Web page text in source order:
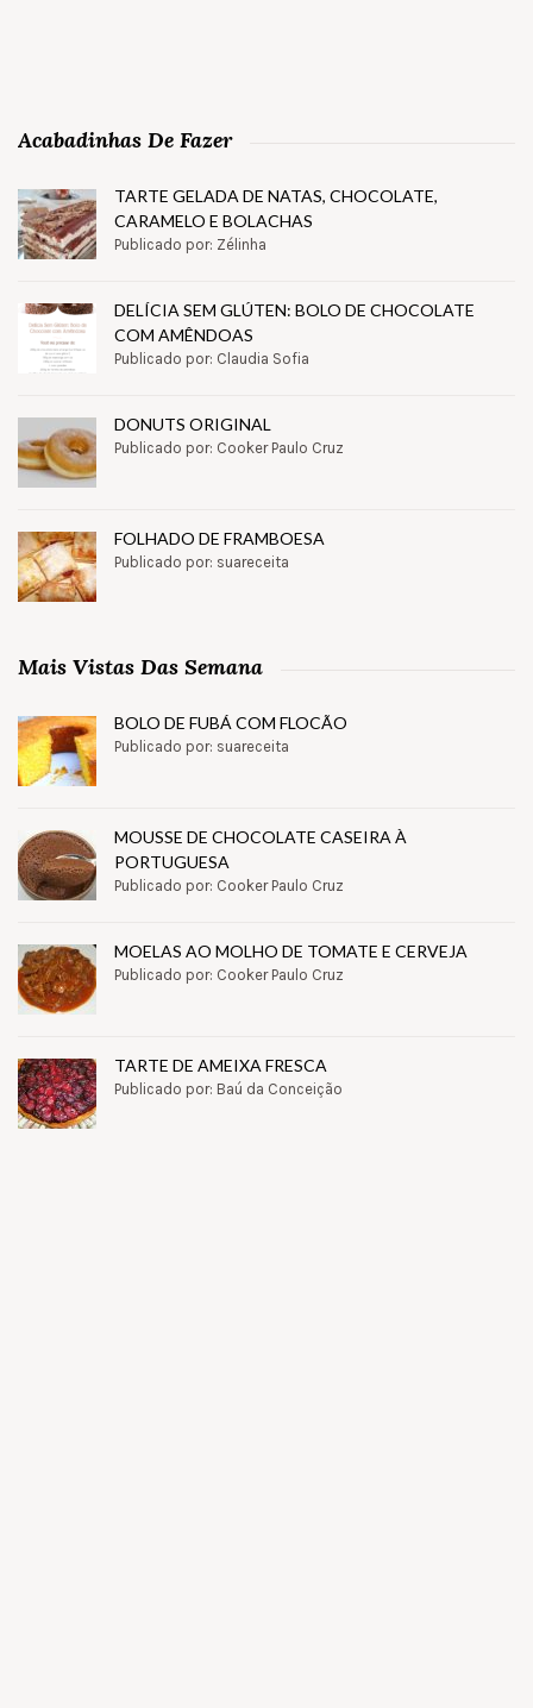
Acabadinhas De Fazer
TARTE GELADA DE NATAS, CHOCOLATE,
CARAMELO E BOLACHAS
Publicado por: Zélinha
DELÍCIA SEM GLÚTEN: BOLO DE CHOCOLATE
COM AMÊNDOAS
Publicado por: Claudia Sofia
DONUTS ORIGINAL
Publicado por: Cooker Paulo Cruz
FOLHADO DE FRAMBOESA
Publicado por: suareceita
Mais Vistas Das Semana
BOLO DE FUBÁ COM FLOCÃO
Publicado por: suareceita
MOUSSE DE CHOCOLATE CASEIRA À
PORTUGUESA
Publicado por: Cooker Paulo Cruz
MOELAS AO MOLHO DE TOMATE E CERVEJA
Publicado por: Cooker Paulo Cruz
TARTE DE AMEIXA FRESCA
Publicado por: Baú da Conceição